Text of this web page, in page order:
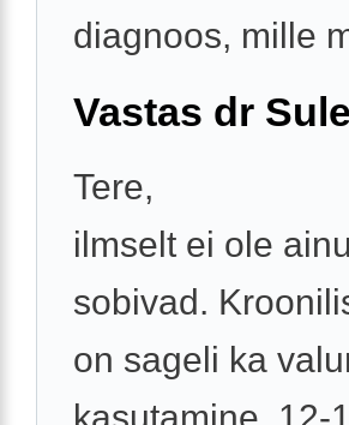
diagnoos, mille
Vastas dr
Tere,
ilmselt ei ole
sobivad.
on sageli ka